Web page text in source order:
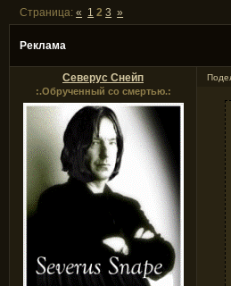
Реклама
Страница:« 1 2 3 »
Северус Снейп
:.Обрученный со смертью.: